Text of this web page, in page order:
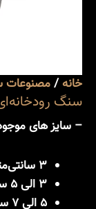
خانه/مصنوعات
سنگ
– سایز های
3 سانتی‌متر و کوچکتر
3 الی 5 سانتی‌متر
5 الی 7 سانتی‌متر